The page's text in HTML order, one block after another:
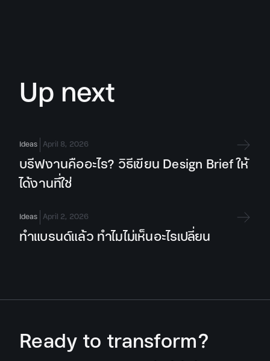
Up next
Ideas April 8, 2026
บรีฟงานคืออะไร? วิธีเขียน Design Brief ให้
ได้งานที่ใช่
Ideas April 2, 2026
ทำแบรนด์แล้ว ทำไมไม่เห็นอะไรเปลี่ยน
Ready to transform?